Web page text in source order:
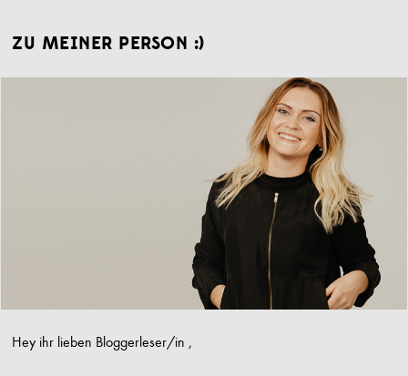
ZU MEINER PERSON :)
Hey ihr lieben Bloggerleser/in ,